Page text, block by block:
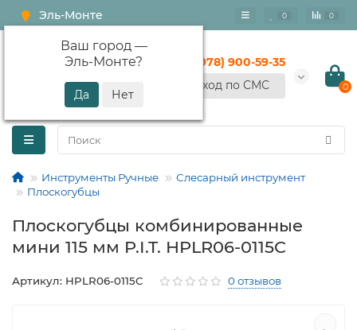
Эль-Монте
Ваш город —
Эль-Монте?
0 0
+7 (978) 900-59-35
Вход по СМС
0
Инструменты Ручные
Слесарный инструмент
Плоскогубцы
Плоскогубцы комбинированные
мини 115 мм P.I.T. HPLR06-0115C
Артикул: HPLR06-0115C 0 отзывов